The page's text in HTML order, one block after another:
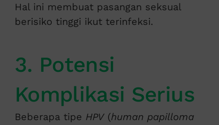
Hal ini membuat pasangan seksual
berisiko tinggi ikut terinfeksi.
3. Potensi
Komplikasi Serius
Beberapa tipe HPV(human papilloma